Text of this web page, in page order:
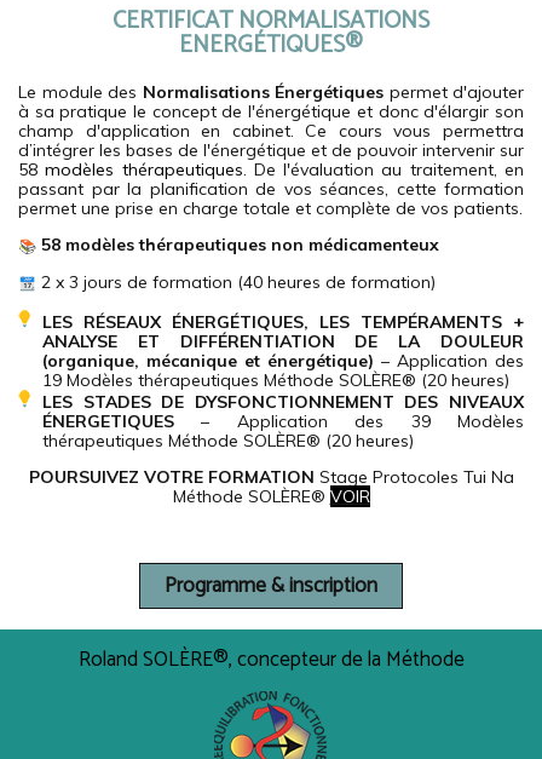
CERTIFICAT NORMALISATIONS
ENERGÉTIQUES®
Le module des Normalisations Énergétiques permet d'ajouter
à sa pratique le concept de l'énergétique et donc d'élargir son
champ d'application en cabinet. Ce cours vous permettra
d’intégrer les bases de l'énergétique et de pouvoir intervenir sur
58modèles thérapeutiques. De l'évaluation au traitement, en
passant par la planification de vos séances, cette formation
permet une prise en charge totale et complète de vos patients.
58 modèles thérapeutiques non médicamenteux
2 x 3 jours de formation (40 heures de formation)
LES RÉSEAUX ÉNERGÉTIQUES, LES TEMPÉRAMENTS +
ANALYSE ET DIFFÉRENTIATION DE LA DOULEUR
(organique, mécanique et énergétique) – Application des
19 Modèles thérapeutiques Méthode SOLÈRE® (20 heures)
LES STADES DE DYSFONCTIONNEMENT DES NIVEAUX
ÉNERGETIQUES– Application des 39 Modèles
thérapeutiques Méthode SOLÈRE® (20 heures)
POURSUIVEZ VOTRE FORMATION Stage Protocoles Tui Na
Méthode SOLÈRE® VOIR
Programme & inscription
Roland SOLÈRE®, concepteur de la Méthode